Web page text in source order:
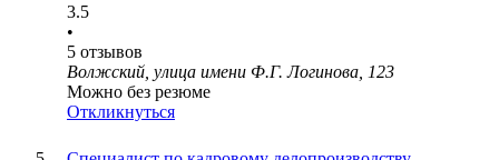
3.5
•
5 отзывов
Волжский, улица имени Ф.Г. Логинова, 123
Можно без резюме
Откликнуться